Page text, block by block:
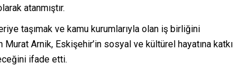
atanmıştır.
taşımak ve kamu kurumlarıyla olan iş birliğini
Arnik, Eskişehir’in sosyal ve kültürel hayatına katkı
ifade etti.